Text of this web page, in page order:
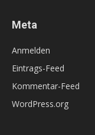
Meta
Anmelden
Eintrags-Feed
Kommentar-Feed
WordPress.org